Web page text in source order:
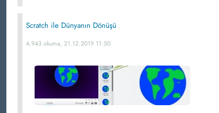
Scratch ile Dünyanın Dönüşü
4,943 okuma, 21.12.2019 11:50